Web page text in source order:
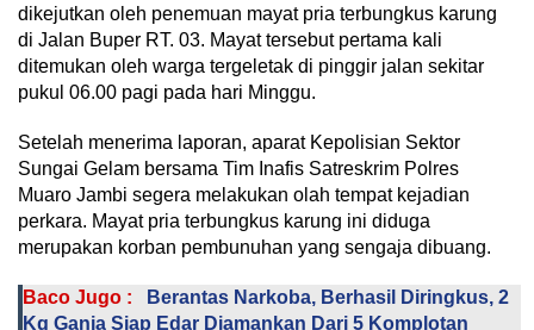
dikejutkan oleh penemuan mayat pria terbungkus karung
di Jalan Buper RT. 03. Mayat tersebut pertama kali
ditemukan oleh warga tergeletak di pinggir jalan sekitar
pukul 06.00 pagi pada hari Minggu.
Setelah menerima laporan, aparat Kepolisian Sektor
Sungai Gelam bersama Tim Inafis Satreskrim Polres
Muaro Jambi segera melakukan olah tempat kejadian
perkara. Mayat pria terbungkus karung ini diduga
merupakan korban pembunuhan yang sengaja dibuang.
Baco Jugo :
Berantas Narkoba, Berhasil Diringkus, 2
Kg Ganja Siap Edar Diamankan Dari 5 Komplotan